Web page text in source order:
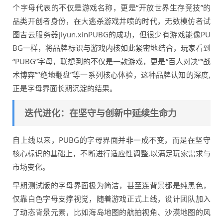
个字母代表的不仅是游戏名称，更是“开放世界生存竞技”的
品类开创者身份，在大逃杀游戏井喷的时代，无数模仿者试
图吉云服务器jiyun.xinPUBG的成功，但很少有游戏能像PU
BG一样，将品牌标识与游戏内核如此紧密地结合，玩家看到
“PUBG”字母，联想到的不仅是一款游戏，更是“百人对决”“战
术博弈”“绝地翻盘”等一系列核心体验，这种品牌认知的深度,
正是字母界面长期沉淀的结果。
迭代进化：在坚守与创新中延续生命力
自上线以来，PUBG的字母界面并非一成不变，而是在坚守
核心标识的基础上，不断进行适应性调整,以满足玩家需求与
市场变化。
早期测试版的字母界面极为简洁，甚至连背景都是纯黑色，
仅靠白色字母支撑视觉，随着游戏正式上线，设计团队加入
了动态背景元素，比如海岛地图的航拍视角、沙漠地图的风